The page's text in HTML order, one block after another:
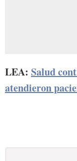
LEA: Salud
atendieron